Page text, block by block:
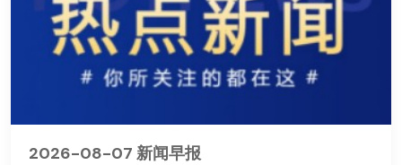
2026-08-07 新闻早报